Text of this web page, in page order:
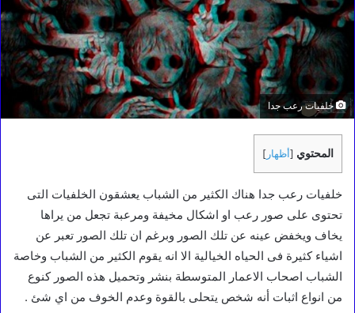
خلفيات رعب جدا
المحتوي [أظهار ]
خلفيات رعب جدا هناك الكثير من الشباب يعشقون الخلفيات التى
تحتوى على صور رعب او اشكال مخيفة ومرعبة تجعل من يراها
يخاف ويخفض عينه عن تلك الصور وبرغم ان تلك الصور تعبر عن
اشياء كثيرة فى الحياه الخيالية الا انه يقوم الكثير من الشباب وخاصة
الشباب اصحاب الاعمار المتوسطة بنشر وتحميل هذه الصور كنوع
من انواع اثبات أنه شخص يتحلى بالقوة وعدم الخوف من اي شئ .